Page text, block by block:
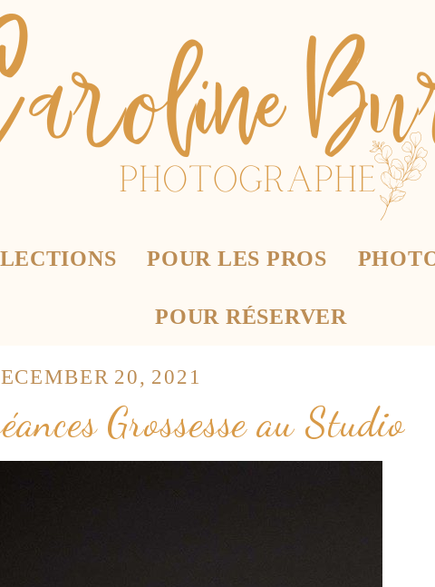
POUR LES PROS
POUR RÉSERVER
20, 2021
Grossesse au Studio